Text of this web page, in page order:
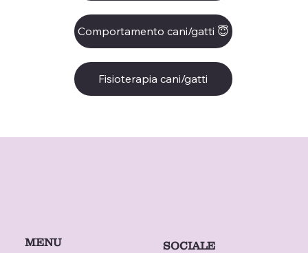
Comportamento cani/gatti 😇
Fisioterapia cani/gatti
MENU SOCIALE